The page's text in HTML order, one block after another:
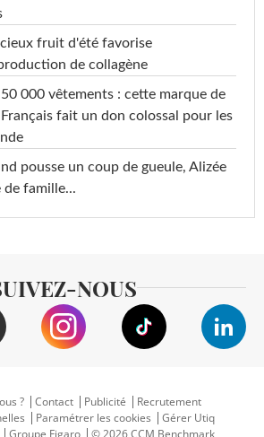
fruit d'été favorise
de collagène
000 vêtements : cette marque de
fait un don colossal pour les
pousse un coup de gueule, Alizée
de famille...
NOUS
?
Contact Publicité
Recrutement
Paramétrer les cookies
Gérer Utiq
Groupe Figaro © 2026 CCM Benchmark